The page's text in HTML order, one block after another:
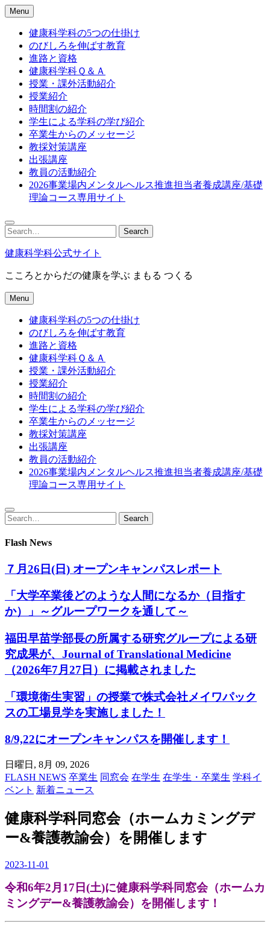
Skip
to
content
Menu
健康科学科の5つの仕掛け
のびしろを伸ばす教育
進路と資格
健康科学科Ｑ＆Ａ
授業・課外活動紹介
授業紹介
時間割の紹介
学生による学科の学び紹介
卒業生からのメッセージ
教採対策講座
出張講座
教員の活動紹介
2026事業場内メンタルヘルス推進担当者養成講座/基礎
理論コース専用サイト
Search
for:
Search
健康科学科公式サイト
こころとからだの健康を学ぶ まもる つくる
Menu
健康科学科の5つの仕掛け
のびしろを伸ばす教育
進路と資格
健康科学科Ｑ＆Ａ
授業・課外活動紹介
授業紹介
時間割の紹介
学生による学科の学び紹介
卒業生からのメッセージ
教採対策講座
出張講座
教員の活動紹介
2026事業場内メンタルヘルス推進担当者養成講座/基礎
理論コース専用サイト
Search
for:
Search
Flash News
７月26日(日) オープンキャンパスレポート
「大学卒業後どのような人間になるか（目指す
か）」～グループワークを通して～
福田早苗学部長の所属する研究グループによる研
究成果が、Journal of Translational Medicine
（2026年7月27日）に掲載されました
「環境衛生実習」の授業で株式会社メイワパック
スの工場見学を実施しました！
8/9,22にオープンキャンパスを開催します！
日曜日, 8月 09, 2026
FLASH NEWS 卒業生 同窓会 在学生 在学生・卒業生 学科イ
ベント 新着ニュース
健康科学科同窓会（ホームカミングデ
ー&養護教諭会）を開催します
2023-11-01
令和6年2月17日(土)に健康科学科同窓会（ホームカ
ミングデー&養護教諭会）を開催します！